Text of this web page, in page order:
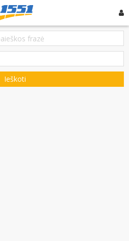
Ieškoti